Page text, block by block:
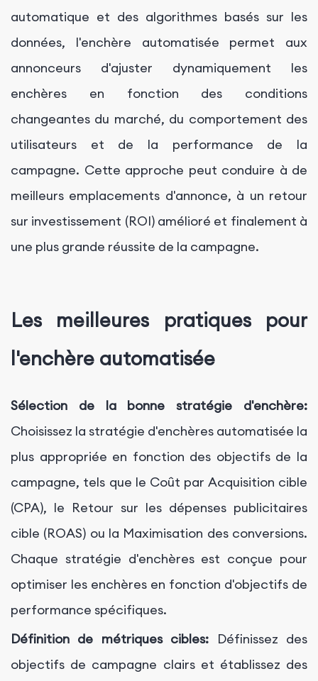
automatique et des algorithmes basés sur les
données, l'enchère automatisée permet aux
annonceurs d'ajuster dynamiquement les
enchères en fonction des conditions
changeantes du marché, du comportement des
utilisateurs et de la performance de la
campagne. Cette approche peut conduire à de
meilleurs emplacements d'annonce, à un retour
sur investissement (ROI) amélioré et finalement à
une plus grande réussite de la campagne.
Les meilleures pratiques pour
l'enchère automatisée
Sélection de la bonne stratégie d'enchère:
Choisissez la stratégie d'enchères automatisée la
plus appropriée en fonction des objectifs de la
campagne, tels que le Coût par Acquisition cible
(CPA), le Retour sur les dépenses publicitaires
cible (ROAS) ou la Maximisation des conversions.
Chaque stratégie d'enchères est conçue pour
optimiser les enchères en fonction d'objectifs de
performance spécifiques.
Définition de métriques cibles: Définissez des
objectifs de campagne clairs et établissez des